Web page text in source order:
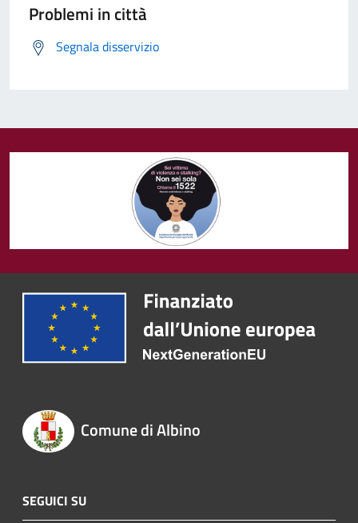
Problemi in città
Segnala disservizio
Comune di Albino
SEGUICI SU